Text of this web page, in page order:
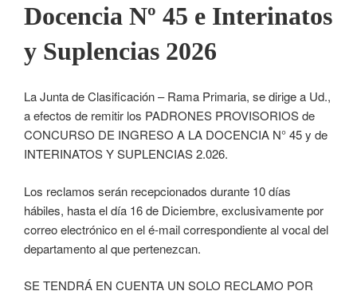
Docencia Nº 45 e Interinatos
y Suplencias 2026
La Junta de Clasificación – Rama Primaria, se dirige a Ud.,
a efectos de remitir los PADRONES PROVISORIOS de
CONCURSO DE INGRESO A LA DOCENCIA N° 45 y de
INTERINATOS Y SUPLENCIAS 2.026.
Los reclamos serán recepcionados durante 10 días
hábiles, hasta el día 16 de Diciembre, exclusivamente por
correo electrónico en el é-mail correspondiente al vocal del
departamento al que pertenezcan.
SE TENDRÁ EN CUENTA UN SOLO RECLAMO POR